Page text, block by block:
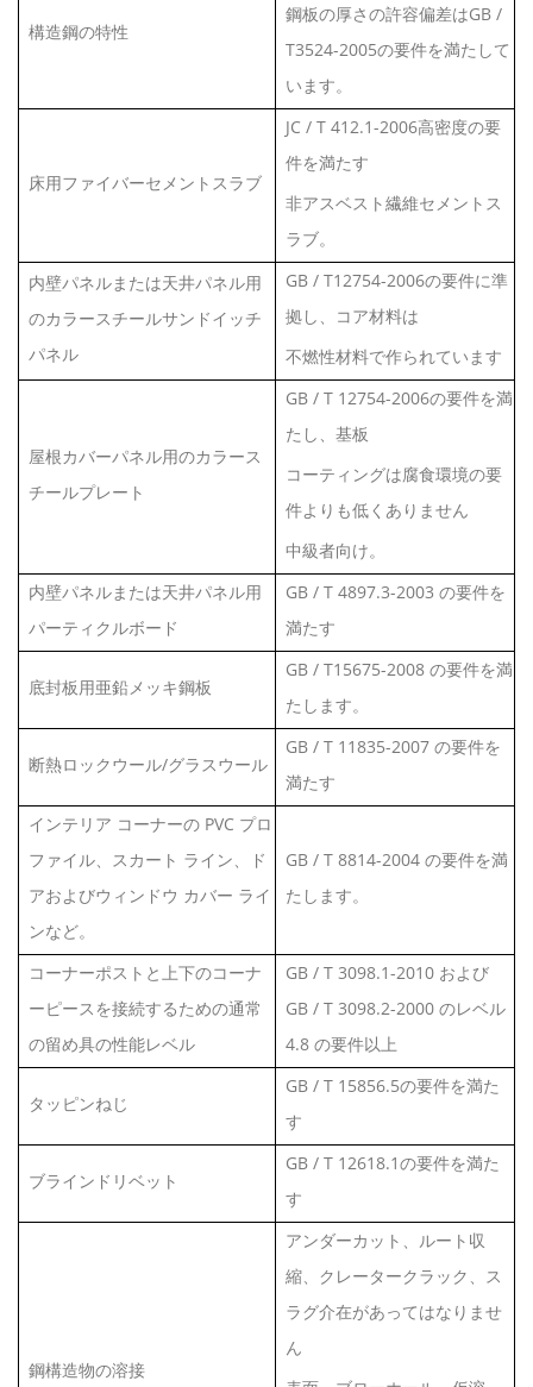
構造鋼の特性
鋼板の厚さの許容偏差はGB /
T3524-2005の要件を満たして
います。
床用ファイバーセメントスラブ
JC / T 412.1-2006高密度の要
件を満たす
非アスベスト繊維セメントス
ラブ。
内壁パネルまたは天井パネル用
のカラースチールサンドイッチ
パネル
GB / T12754-2006の要件に準
拠し、コア材料は
不燃性材料で作られています
屋根カバーパネル用のカラース
チールプレート
GB / T 12754-2006の要件を満
たし、基板
コーティングは腐食環境の要
件よりも低くありません
中級者向け。
内壁パネルまたは天井パネル用
パーティクルボード
GB / T 4897.3-2003 の要件を
満たす
底封板用亜鉛メッキ鋼板
GB / T15675-2008 の要件を満
たします。
断熱ロックウール/グラスウール
GB / T 11835-2007 の要件を
満たす
インテリア コー​​ナーの PVC プロ
ファイル、スカート ライン、ド
アおよびウィンドウ カバー ライ
ンなど。
GB / T 8814-2004 の要件を満
たします。
コーナーポストと上下のコーナ
ーピースを接続するための通常
の留め具の性能レベル
GB / T 3098.1-2010 および
GB / T 3098.2-2000 のレベル
4.8 の要件以上
タッピンねじ
GB / T 15856.5の要件を満た
す
ブラインドリベット
GB / T 12618.1の要件を満た
す
鋼構造物の溶接
アンダーカット、ルート収
縮、クレータークラック、ス
ラグ介在があってはなりませ
ん